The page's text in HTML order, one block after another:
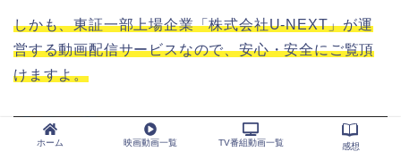
しかも、東証一部上場企業「株式会社U-NEXT」が運
営する動画配信サービスなので、安心・安全にご覧頂
けますよ。
ホーム 映画動画一覧 TV番組動画一覧 感想